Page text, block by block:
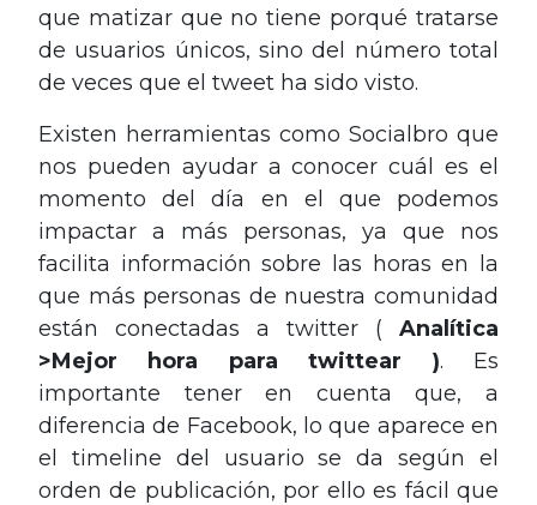
que matizar que no tiene porqué tratarse
de usuarios únicos, sino del número total
de veces que el tweet ha sido visto.
Existen herramientas como Socialbro que
nos pueden ayudar a conocer cuál es el
momento del día en el que podemos
impactar a más personas, ya que nos
facilita información sobre las horas en la
que más personas de nuestra comunidad
están conectadas a twitter ( Analítica
>Mejor hora para twittear ). Es
importante tener en cuenta que, a
diferencia de Facebook, lo que aparece en
el timeline del usuario se da según el
orden de publicación, por ello es fácil que